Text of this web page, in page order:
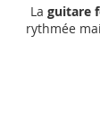
La guitare
rythmée